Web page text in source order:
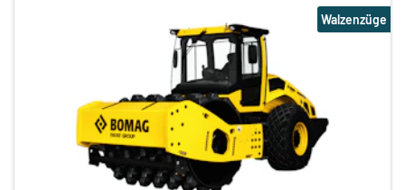
Walzenzüge